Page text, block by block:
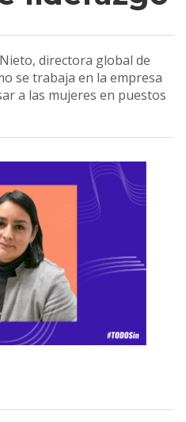
directora global de
se trabaja en la empresa
a las mujeres en puestos